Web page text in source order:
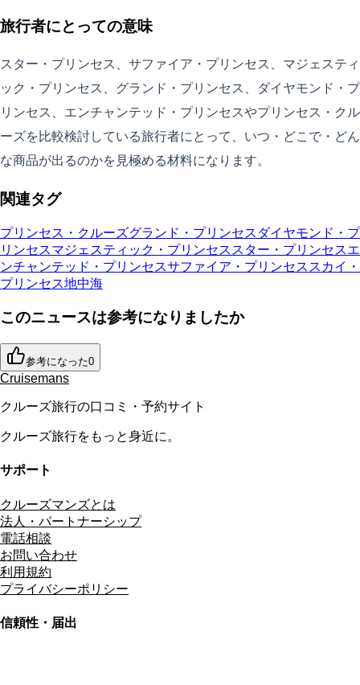
旅行者にとっての意味
スター・プリンセス、サファイア・プリンセス、マジェスティ
ック・プリンセス、グランド・プリンセス、ダイヤモンド・プ
リンセス、エンチャンテッド・プリンセスやプリンセス・クル
ーズを比較検討している旅行者にとって、いつ・どこで・どん
な商品が出るのかを見極める材料になります。
関連タグ
プリンセス・クルーズグランド・プリンセス ダイヤモンド・プ
リンセスマジェスティック・プリンセス スター・プリンセスエ
ンチャンテッド・プリンセスサファイア・プリンセス スカイ・
プリンセス地中海
このニュースは参考になりましたか
参考になった0
Cruisemans
クルーズ旅行の口コミ・予約サイト
クルーズ旅行をもっと身近に。
サポート
クルーズマンズとは
法人・パートナーシップ
電話相談
お問い合わせ
利用規約
プライバシーポリシー
信頼性・届出